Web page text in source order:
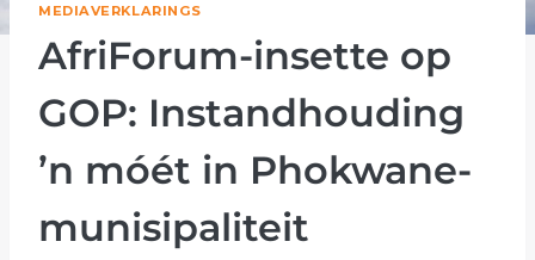
MEDIAVERKLARINGS
AfriForum-insette op
GOP: Instandhouding
’n móét in Phokwane-
munisipaliteit